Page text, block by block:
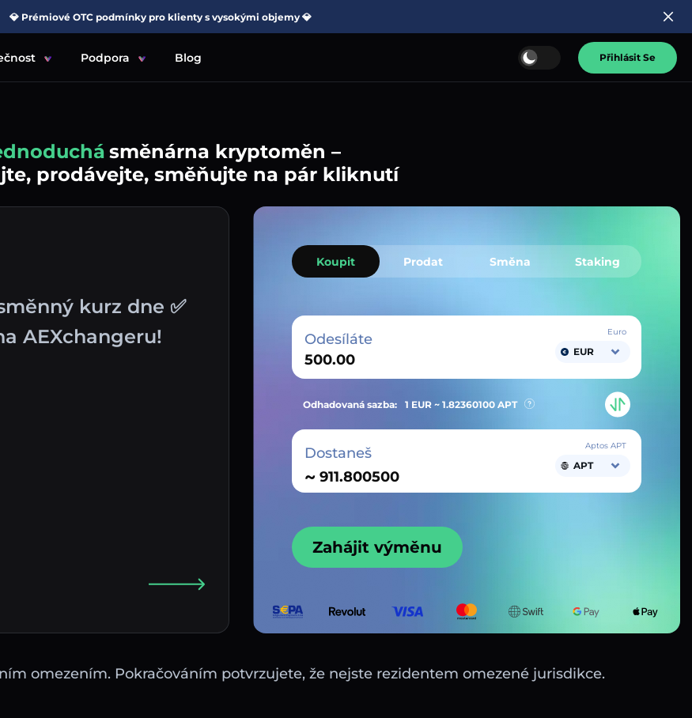
💎 Prémiové OTC podmínky pro klienty s vysokými objemy 💎
Podpora Blog Přihlásit Se
směnárna kryptoměn –
prodávejte, směňujte na pár kliknutí
kurz dne ✅
AEXchangeru!
Koupit Prodat Směna Staking
Odesíláte Euro
EUR
Odhadovaná sazba: 1 EUR ~ 1.82360100 APT
Dostaneš
~
Aptos APT
APT
Zahájit výměnu
omezením. Pokračováním potvrzujete, že nejste rezidentem omezené jurisdikce.